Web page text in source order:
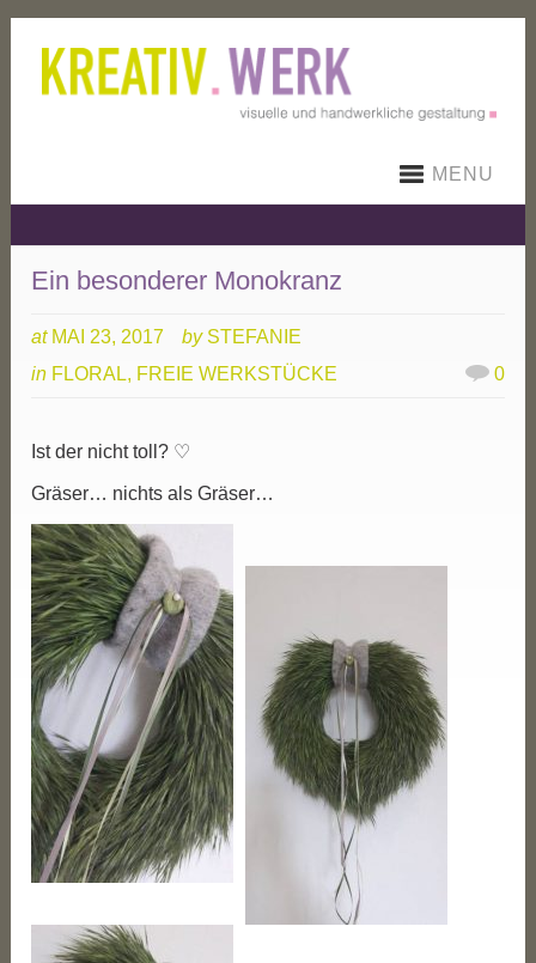
MENU
Ein besonderer Monokranz
at MAI 23, 2017 by STEFANIE
in FLORAL, FREIE WERKSTÜCKE 0
Ist der nicht toll? ♡
Gräser… nichts als Gräser…